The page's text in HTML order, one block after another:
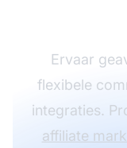
Ervaar
flexibele
integraties.
affiliate